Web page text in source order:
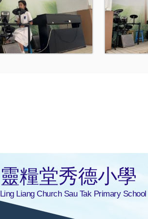
靈糧堂秀德小學
Ling Liang Church Sau Tak Primary School